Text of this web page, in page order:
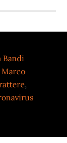
Bandi
Marco
,